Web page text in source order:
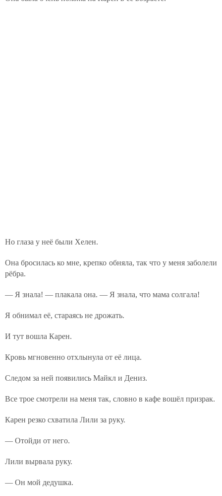
Но глаза у неё были Хелен.
Она бросилась ко мне, крепко обняла, так что у меня заболели
рёбра.
— Я знала! — плакала она. — Я знала, что мама солгала!
Я обнимал её, стараясь не дрожать.
И тут вошла Карен.
Кровь мгновенно отхлынула от её лица.
Следом за ней появились Майкл и Дениз.
Все трое смотрели на меня так, словно в кафе вошёл призрак.
Карен резко схватила Лили за руку.
— Отойди от него.
Лили вырвала руку.
— Он мой дедушка.